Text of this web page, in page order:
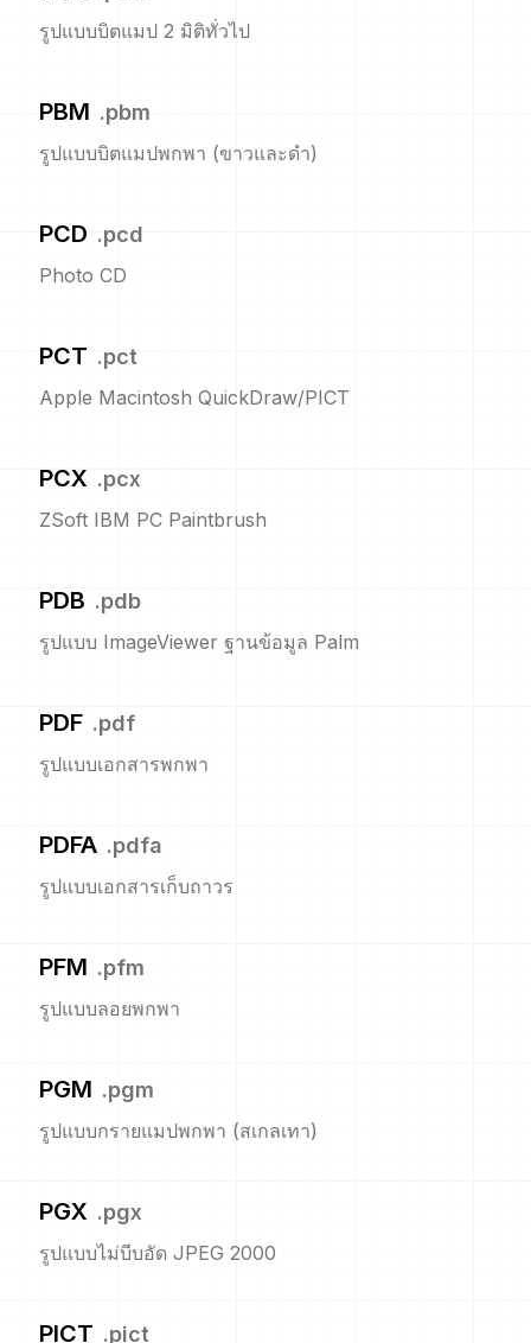
รูปแบบบิตแมป 2 มิติทั่วไป
PBM .pbm
รูปแบบบิตแมปพกพา (ขาวและดำ)
PCD .pcd
Photo CD
PCT .pct
Apple Macintosh QuickDraw/PICT
PCX .pcx
ZSoft IBM PC Paintbrush
PDB .pdb
รูปแบบ ImageViewer ฐานข้อมูล Palm
PDF .pdf
รูปแบบเอกสารพกพา
PDFA .pdfa
รูปแบบเอกสารเก็บถาวร
PFM .pfm
รูปแบบลอยพกพา
PGM .pgm
รูปแบบกรายแมปพกพา (สเกลเทา)
PGX .pgx
รูปแบบไม่บีบอัด JPEG 2000
PICT .pict